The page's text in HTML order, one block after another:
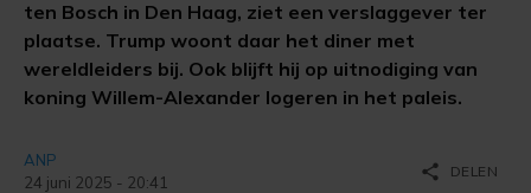
ten Bosch in Den Haag, ziet een verslaggever ter
plaatse. Trump woont daar het diner met
wereldleiders bij. Ook blijft hij op uitnodiging van
koning Willem-Alexander logeren in het paleis.
ANP
24 juni 2025 - 20:41
share DELEN